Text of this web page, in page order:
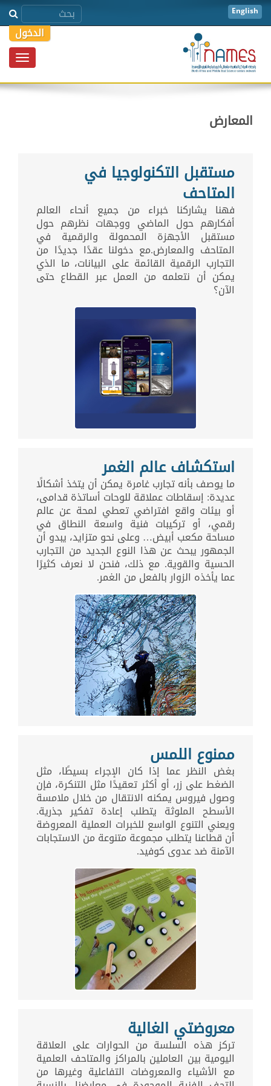
English
Toggle
الدخول
المعارض
مستقبل التكنولوجيا في
المتاحف
فهنا يشاركنا خبراء من جميع أنحاء العالم
أفكارهم حول الماضي ووجهات نظرهم حول
مستقبل الأجهزة المحمولة والرقمية في
المتاحف والمعارض.مع دخولنا عقدًا جديدًا من
التجارب الرقمية القائمة على البيانات، ما الذي
يمكن أن نتعلمه من العمل عبر القطاع حتى
الآن؟
استكشاف عالم الغمر
ما يوصف بأنه تجارب غامرة يمكن أن يتخذ أشكالًا
عديدة: إسقاطات عملاقة للوحات أساتذة قدامى،
أو بيئات واقع افتراضي تعطي لمحة عن عالم
رقمي، أو تركيبات فنية واسعة النطاق في
مساحة مكعب أبيض… وعلى نحو متزايد، يبدو أن
الجمهور يبحث عن هذا النوع الجديد من التجارب
الحسية والقوية. مع ذلك، فنحن لا نعرف كثيرًا
عما يأخذه الزوار بالفعل من الغمر.
ممنوع اللمس
بغض النظر عما إذا كان الإجراء بسيطًا، مثل
الضغط على زر، أو أكثر تعقيدًا مثل التنكرة، فإن
وصول فيروس يمكنه الانتقال من خلال ملامسة
الأسطح الملوثة يتطلب إعادة تفكير جذرية.
ويعني التنوع الواسع للخبرات العملية المعروضة
أن قطاعنا يتطلب مجموعة متنوعة من الاستجابات
الآمنة ضد عدوى كوفيد.
معروضتي الغالية
تركز هذه السلسة من الحوارات على العلاقة
اليومية بين العاملين بالمراكز والمتاحف العلمية
مع الأشياء والمعروضات التفاعلية وغيرها من